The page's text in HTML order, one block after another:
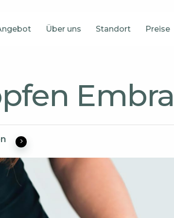
Über uns Standort Preise